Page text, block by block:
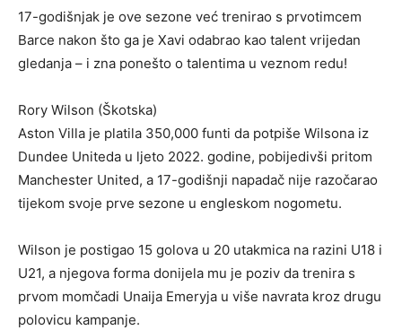
17-godišnjak je ove sezone već trenirao s prvotimcem
Barce nakon što ga je Xavi odabrao kao talent vrijedan
gledanja – i zna ponešto o talentima u veznom redu!
Rory Wilson (Škotska)
Aston Villa je platila 350,000 funti da potpiše Wilsona iz
Dundee Uniteda u ljeto 2022. godine, pobijedivši pritom
Manchester United, a 17-godišnji napadač nije razočarao
tijekom svoje prve sezone u engleskom nogometu.
Wilson je postigao 15 golova u 20 utakmica na razini U18 i
U21, a njegova forma donijela mu je poziv da trenira s
prvom momčadi Unaija Emeryja u više navrata kroz drugu
polovicu kampanje.